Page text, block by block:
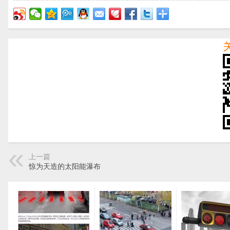
上一篇
惊为天造的太阳能瀑布